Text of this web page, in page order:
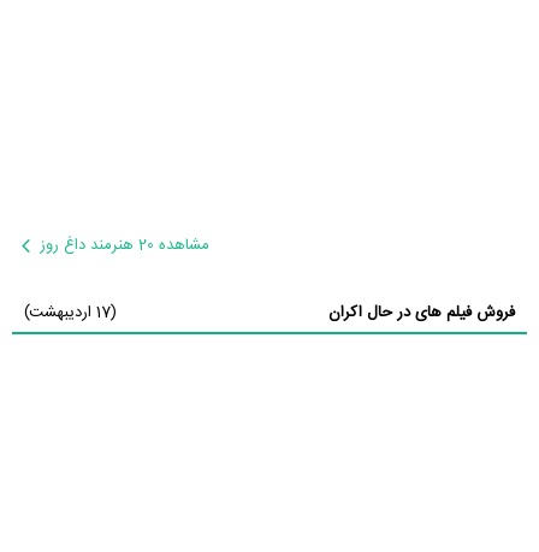
مشاهده 20 هنرمند داغ روز
فروش فیلم های در حال اکران (17 اردیبهشت)